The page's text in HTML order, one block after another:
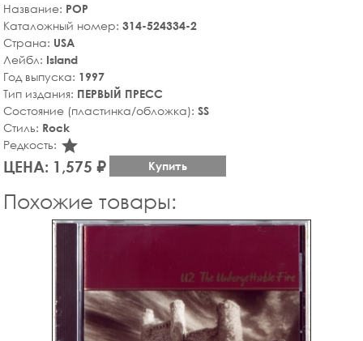
Название: POP
Каталожный номер: 314-524334-2
Страна: USA
Лейбл: Island
Год выпуска: 1997
Тип издания: ПЕРВЫЙ ПРЕСС
Состояние (пластинка/обложка): SS
Стиль: Rock
Редкость: star_rate
ЦЕНА: 1,575 ₽ Купить
Похожие товары: